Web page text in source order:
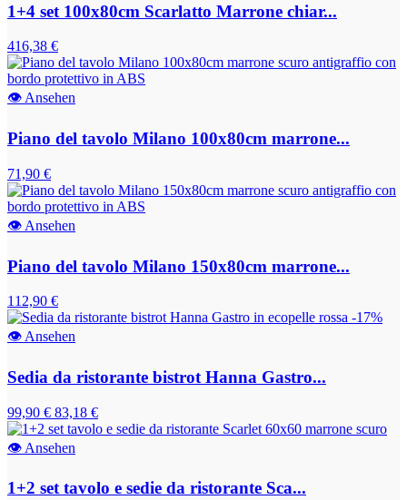
1+4 set 100x80cm Scarlatto Marrone chiar...
416,38 €
👁Ansehen
Piano del tavolo Milano 100x80cm marrone...
71,90 €
👁 Ansehen
Piano del tavolo Milano 150x80cm marrone...
112,90 €
-17%
👁 Ansehen
Sedia da ristorante bistrot Hanna Gastro...
99,90 € 83,18 €
👁 Ansehen
1+2 set tavolo e sedie da ristorante Sca...